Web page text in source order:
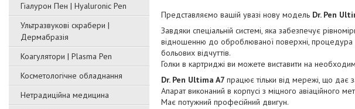
Гіалурон Пен | Hyaluronic Pen
Ультразвукові скрабери |
Дермабразія
Коагулятори | Plasma Pen
Косметологічне обладнання
Нетрадиційна медицина
Представляємо вашій увазі нову модель Dr. Pen
Завдяки спеціальній системі, яка забезпечує
відношенню до оброблюваної поверхні, процедура
больових відчуттів.
Голки в картриджі ви можете виставити на
Dr. Pen Ultima A7 працює тільки від мережі, що дає
Апарат виконаний в корпусі з міцного авіаційного
Має потужний професійний двигун.